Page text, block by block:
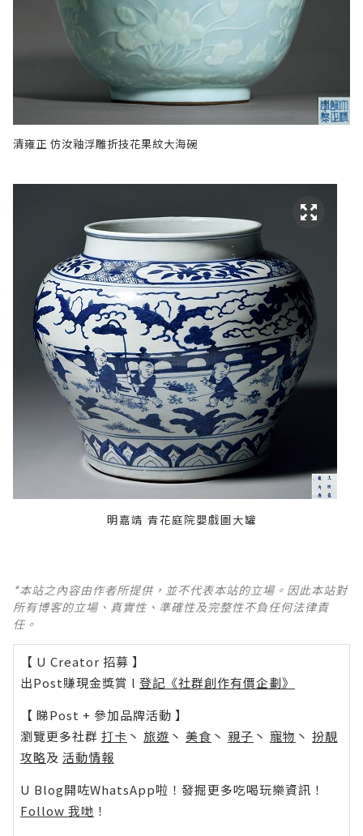
清雍正 仿汝釉浮雕折技花果紋大海碗
明嘉靖 青花庭院嬰戲圖大罐
*本站之內容由作者所提供，並不代表本站的立場。因此本站對
所有博客的立場、真實性、準確性及完整性不負任何法律責
任。
【 U Creator 招募 】
出Post賺現金獎賞 l 登記《社群創作有價企劃》
【 睇Post + 參加品牌活動 】
瀏覽更多社群 打卡 丶 旅遊 丶 美食 丶 親子 丶 寵物 丶 扮靚
攻略及 活動情報
U Blog開咗WhatsApp啦！發掘更多吃喝玩樂資訊！
Follow 我哋 ！